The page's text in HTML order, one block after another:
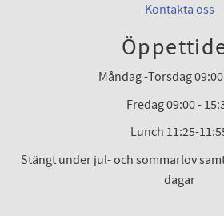
Kontakta oss
Måndag -Torsdag
Fredag 09:00 -
Lunch 11:25-
Stängt under jul- och sommarlov
dagar